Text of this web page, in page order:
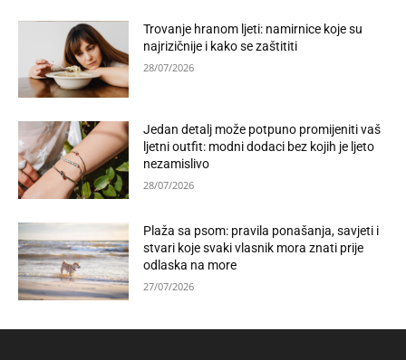
Trovanje hranom ljeti: namirnice koje su
najrizičnije i kako se zaštititi
28/07/2026
Jedan detalj može potpuno promijeniti vaš
ljetni outfit: modni dodaci bez kojih je ljeto
nezamislivo
28/07/2026
Plaža sa psom: pravila ponašanja, savjeti i
stvari koje svaki vlasnik mora znati prije
odlaska na more
27/07/2026